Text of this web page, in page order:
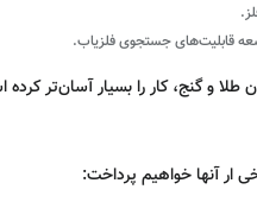
قابلیت‌های جستجوی فلزیاب.
طلا و گنج، کار را بسیار آسان‌تر
ار آنها خواهیم پرداخت: